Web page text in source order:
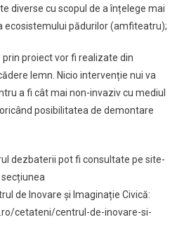
diverse cu scopul de a înțelege mai
ecosistemului pădurilor (amfiteatru);
proiect vor fi realizate din
lemn. Nicio intervenție nui va
a fi cât mai non-invaziv cu mediul
posibilitatea de demontare
dezbaterii pot fi consultate pe site-
secțiunea
de Inovare și Imaginație Civică:
cetateni/centrul-de-inovare-si-